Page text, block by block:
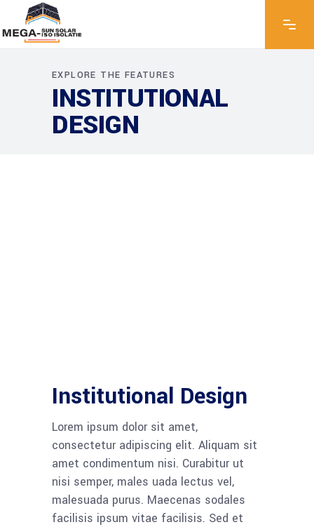
EXPLORE THE FEATURES
INSTITUTIONAL
DESIGN
Institutional Design
Lorem ipsum dolor sit amet,
consectetur adipiscing elit. Aliquam sit
amet condimentum nisi. Curabitur ut
nisi semper, males uada lectus vel,
malesuada purus. Maecenas sodales
facilisis ipsum vitae facilisis. Sed et